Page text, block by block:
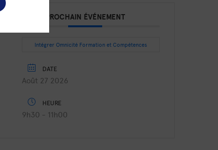
PROCHAIN ÉVÉNEMENT
Intégrer Omnicité Formation et Compétences
DATE
Août 27 2026
HEURE
9h30 - 11h00